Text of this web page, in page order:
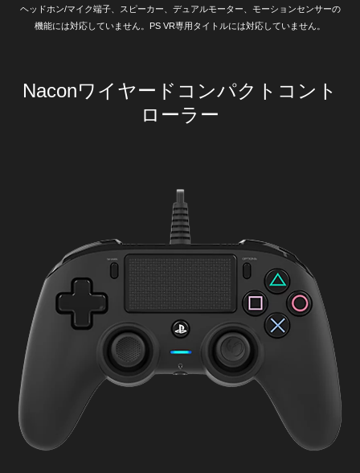
ヘッドホン/マイク端子、スピーカー、デュアルモーター、モーションセンサーの
機能には対応していません。PS VR専用タイトルには対応していません。
Naconワイヤードコンパクトコント
ローラー